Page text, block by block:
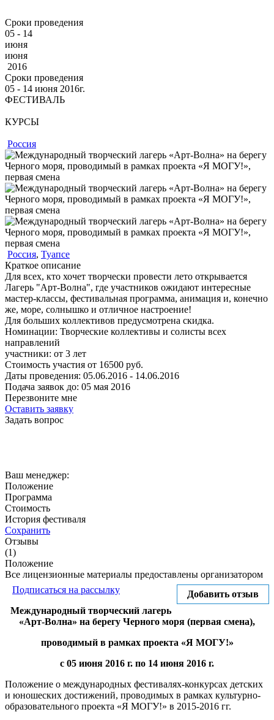
Сроки проведения
05 - 14
июня
июня
2016
Сроки проведения
05 ‐ 14 июня 2016г.
ФЕСТИВАЛЬ
КУРСЫ
Россия
Россия, Туапсе
Краткое описание
Для всех, кто хочет творчески провести лето открывается
Лагерь "Арт-Волна", где участников ожидают интересные
мастер-классы, фестивальная программа, анимация и, конечно
же, море, солнышко и отличное настроение!
Для больших коллективов предусмотрена скидка.
Номинации: Творческие коллективы и солисты всех
направлений
участники: от 3 лет
Стоимость участия от 16500 руб.
Даты проведения: 05.06.2016 - 14.06.2016
Подача заявок до: 05 мая 2016
Перезвоните мне
Оставить заявку
Задать вопрос
Ваш менеджер:
Положение
Программа
Стоимость
История фестиваля
Сохранить
Отзывы
(1)
Положение
Все лицензионные материалы предоставлены организатором
Добавить отзыв
Подписаться на рассылку
Международный творческий лагерь
«Арт-Волна» на берегу Черного моря (первая смена),
проводимый в рамках проекта «Я МОГУ!»
с 05 июня 2016 г. по 14 июня 2016 г.
Положение о международных фестивалях-конкурсах детских
и юношеских достижений, проводимых в рамках культурно-
образовательного проекта «Я МОГУ!» в 2015-2016 гг.